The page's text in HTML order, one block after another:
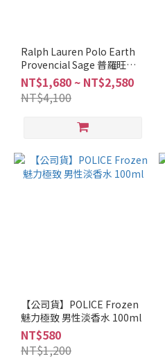
Ralph Lauren Polo Earth
Provencial Sage 普羅旺斯
鼠尾草中性淡香水 40ml
100ml
NT$1,680 ~ NT$2,580
NT$4,100
【公司貨】POLICE Frozen
魅力極致 男性淡香水 100ml
NT$580
NT$1,200